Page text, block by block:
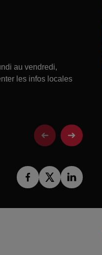
au vendredi,
les infos locales